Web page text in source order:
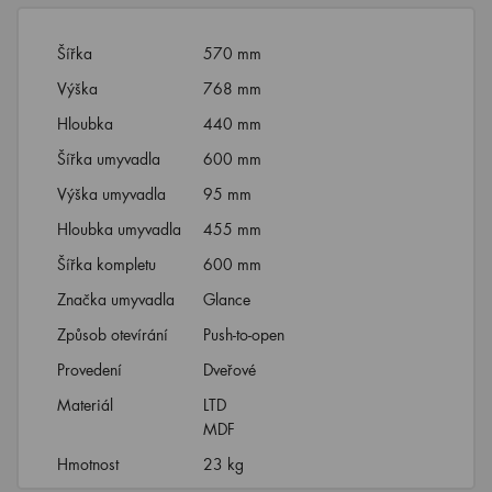
Šířka
570 mm
Výška
768 mm
Hloubka
440 mm
Šířka umyvadla
600 mm
Výška umyvadla
95 mm
Hloubka umyvadla
455 mm
Šířka kompletu
600 mm
Značka umyvadla
Glance
Způsob otevírání
Push-to-open
Provedení
Dveřové
Materiál
LTD
MDF
Hmotnost
23 kg